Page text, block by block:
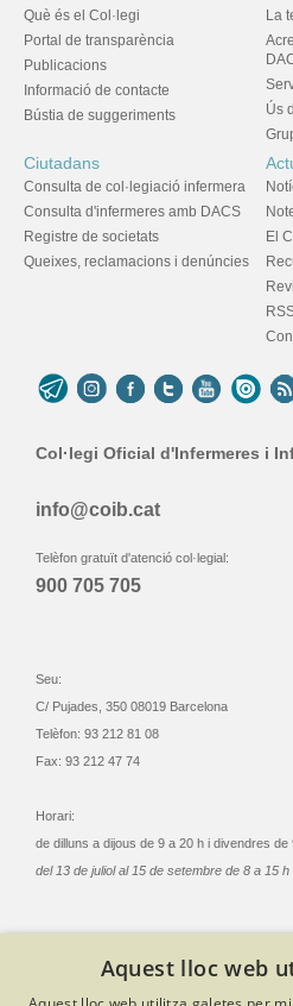
Què és el Col·legi
Portal de transparència
Publicacions
Informació de contacte
Bústia de suggeriments
La
Ús
Ciutadans
Consulta de col·legiació infermera
Consulta d'infermeres amb DACS
Registre de societats
Queixes, reclamacions i denúncies
El
Col·legi Oficial d'Infermeres i
info@coib.cat
Telèfon gratuït d'atenció col·legial:
900 705 705
Seu:
C/ Pujades, 350 08019 Barcelona
Telèfon: 93 212 81 08
Fax: 93 212 47 74
Horari:
de dilluns a dijous de 9 a 20 h i divendres de
del 13 de juliol al 15 de setembre de 8 a 15 h
Aquest lloc web